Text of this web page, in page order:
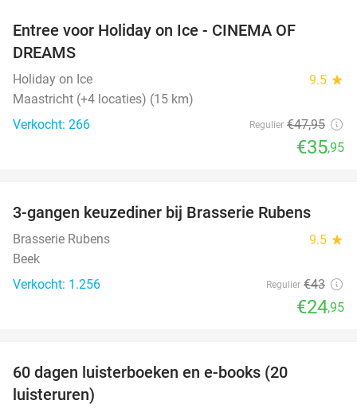
Entree voor Holiday on Ice - CINEMA OF
DREAMS
Holiday on Ice 9.5 star
Maastricht (+4 locaties) (15 km)
Verkocht: 266
Regulier €47,95
€35,95
42%
3-gangen keuzediner bij Brasserie Rubens
Brasserie Rubens 9.5 star
Beek
Verkocht: 1.256
Regulier €43
€24,95
60 dagen luisterboeken en e-books (20
luisteruren)